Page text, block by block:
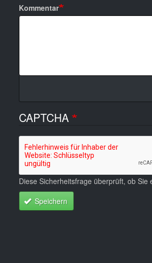
Kommentar
CAPTCHA
Diese Sicherheitsfrage überprüft, ob
Speichern